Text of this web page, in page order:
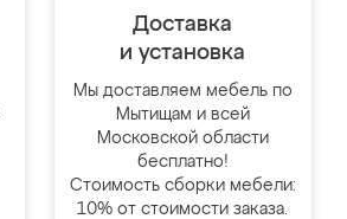
Доставка
и установка
Мы доставляем мебель по
Мытищам и всей
Московской области
бесплатно!
Стоимость сборки мебели:
10% от стоимости заказа.